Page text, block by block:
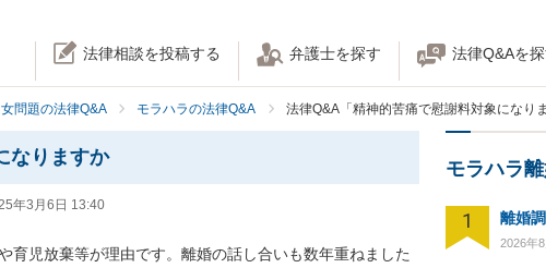
法律相談を投稿する 弁護士を探す 法律Q&Aを
問題の法律Q&A モラハラの法律Q&A 法律Q&A「精神的苦痛で慰謝料対象になりま
なりますか
年3月6日 13:40
育児放棄等が理由です。離婚の話し合いも数年重ねました
モラハラ
1 離婚
2026年